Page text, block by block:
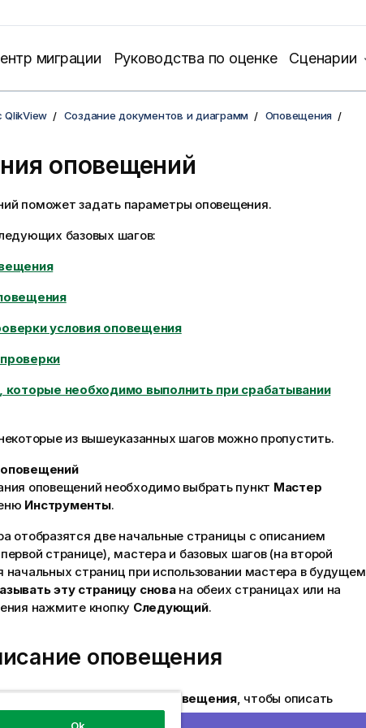
миграции Руководства по оценке Сценарии
QlikView Создание документов и диаграмм Оповещения
оповещений
поможет задать параметры оповещения.
базовых шагов:
условия оповещения
которые необходимо выполнить при срабатывании
из вышеуказанных шагов можно пропустить.
оповещений необходимо выбрать пункт Мастер
Инструменты.
отобразятся две начальные страницы с описанием
странице), мастера и базовых шагов (на второй
страниц при использовании мастера в будущем
эту страницу снована обеих страницах или на
нажмите кнопку Следующий.
оповещения
Описание оповещения, чтобы описать
поле для комментариев, в котором создатель